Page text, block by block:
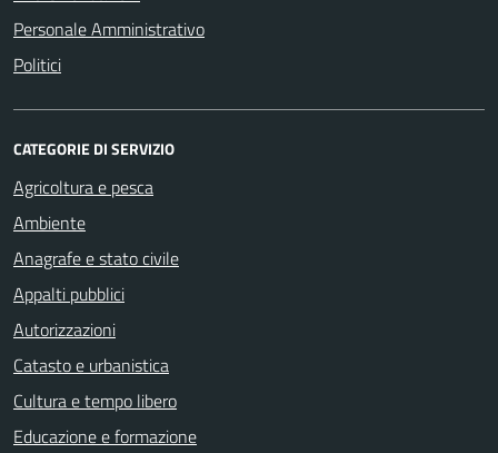
Personale Amministrativo
Politici
CATEGORIE DI SERVIZIO
Agricoltura e pesca
Ambiente
Anagrafe e stato civile
Appalti pubblici
Autorizzazioni
Catasto e urbanistica
Cultura e tempo libero
Educazione e formazione